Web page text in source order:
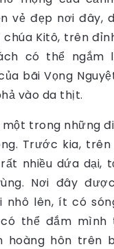
vẻ đẹp nơi đây,
Kitô, trên
có thể ngắm
bãi Vọng
vào da thịt.
một trong những
Trước kia,
nhiều dứa dại,
Nơi đây
nhô lên, ít có
thể đắm mình
hoàng hôn trên